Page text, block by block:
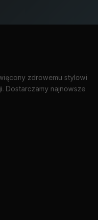
zdrowemu stylowi
Dostarczamy najnowsze